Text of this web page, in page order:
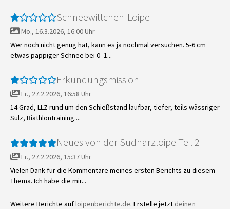
Schneewittchen-Loipe
Mo., 16.3.2026, 16:00 Uhr
Wer noch nicht genug hat, kann es ja nochmal versuchen. 5-6 cm
etwas pappiger Schnee bei 0- 1...
Erkundungsmission
Fr., 27.2.2026, 16:58 Uhr
14 Grad, LLZ rund um den Schießstand laufbar, tiefer, teils wässriger
Sulz, Biathlontraining....
Neues von der Südharzloipe Teil 2
Fr., 27.2.2026, 15:37 Uhr
Vielen Dank für die Kommentare meines ersten Berichts zu diesem
Thema. Ich habe die mir...
Weitere Berichte aufloipenberichte.de. Erstelle jetzt deinen